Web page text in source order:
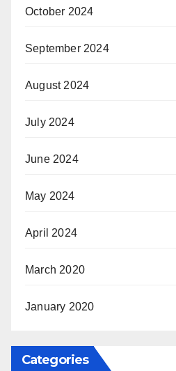
October 2024
September 2024
August 2024
July 2024
June 2024
May 2024
April 2024
March 2020
January 2020
Categories